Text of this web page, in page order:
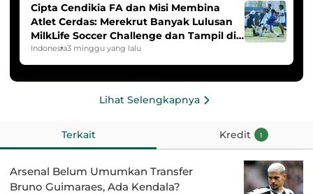
Cipta Cendikia FA dan Misi Membina
Atlet Cerdas: Merekrut Banyak Lulusan
MilkLife Soccer Challenge dan Tampil di
HYDROPLUS Soccer League
Indonesia3 minggu yang lalu
Lihat Selengkapnya
Terkait Kredit 1
Arsenal Belum Umumkan Transfer
Bruno Guimaraes, Ada Kendala?